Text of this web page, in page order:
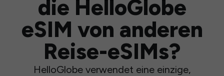
die HelloGlobe
eSIM von anderen
Reise-eSIMs?
HelloGlobe verwendet eine einzige,